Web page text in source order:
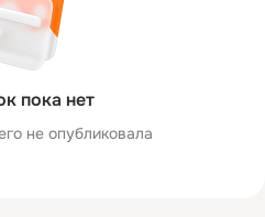
пока нет
не опубликовала